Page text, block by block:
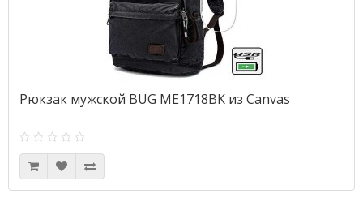
Рюкзак мужской BUG ME1718BK из Canvas